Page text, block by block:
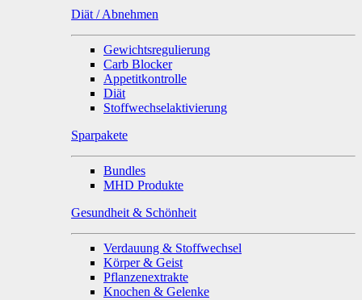
Diät / Abnehmen
Gewichtsregulierung
Carb Blocker
Appetitkontrolle
Diät
Stoffwechselaktivierung
Sparpakete
Bundles
MHD Produkte
Gesundheit & Schönheit
Verdauung & Stoffwechsel
Körper & Geist
Pflanzenextrakte
Knochen & Gelenke